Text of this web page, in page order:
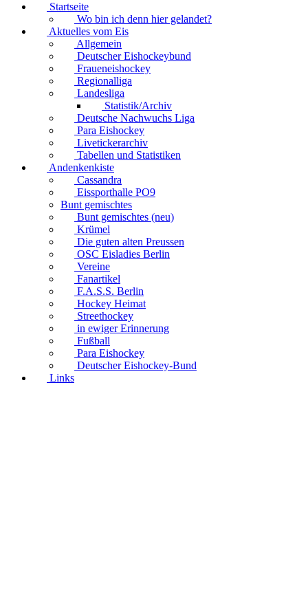
Startseite
Wo bin ich denn hier gelandet?
Aktuelles vom Eis
Allgemein
Deutscher Eishockeybund
Fraueneishockey
Regionalliga
Landesliga
Statistik/Archiv
Deutsche Nachwuchs Liga
Para Eishockey
Livetickerarchiv
Tabellen und Statistiken
Andenkenkiste
Cassandra
Eissporthalle PO9
Bunt gemischtes
Bunt gemischtes (neu)
Krümel
Die guten alten Preussen
OSC Eisladies Berlin
Vereine
Fanartikel
F.A.S.S. Berlin
Hockey Heimat
Streethockey
in ewiger Erinnerung
Fußball
Para Eishockey
Deutscher Eishockey-Bund
Links